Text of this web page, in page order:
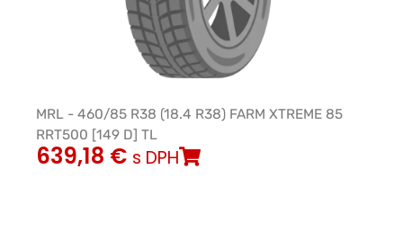
MRL - 460/85 R38 (18.4 R38) FARM XTREME 85
RRT500 [149 D] TL
639,18 € s DPH